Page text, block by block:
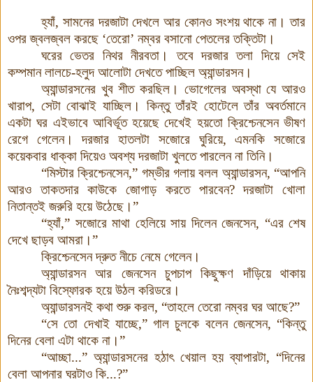
হ্যাঁ, সামনের দরজাটা দেখলে আর কোনও সংশয় থাকে না। তার
ওপর জ্বলজ্বল করছে ‘তেরো’ নম্বর বসানো পেতলের তক্তিটা।
ঘরের ভেতর নিথর নীরবতা। তবে দরজার তলা দিয়ে সেই
কম্পমান লালচে-হলুদ আলোটা দেখতে পাচ্ছিল অ্যান্ডারসন।
অ্যান্ডারসনের খুব শীত করছিল। ভোগেলের অবস্থা যে আরও
খারাপ, সেটা বোঝাই যাচ্ছিল। কিন্তু তাঁরই হোটেলে তাঁর অবর্তমানে
একটা ঘর এইভাবে আবির্ভূত হয়েছে দেখেই হয়তো ক্রিশ্চেনসেন ভীষণ
রেগে গেলেন। দরজার হাতলটা সজোরে ঘুরিয়ে, এমনকি সজোরে
কয়েকবার ধাক্কা দিয়েও অবশ্য দরজাটা খুলতে পারলেন না তিনি।
“মিস্টার ক্রিশ্চেনসেন,” গম্ভীর গলায় বলল অ্যান্ডারসন, “আপনি
আরও তাকতদার কাউকে জোগাড় করতে পারবেন? দরজাটা খোলা
নিতান্তই জরুরি হয়ে উঠেছে।”
“হ্যাঁ,” সজোরে মাথা হেলিয়ে সায় দিলেন জেনসেন, “এর শেষ
দেখে ছাড়ব আমরা।”
ক্রিশ্চেনসেন দ্রুত নীচে নেমে গেলেন।
অ্যান্ডারসন আর জেনসেন চুপচাপ কিছুক্ষণ দাঁড়িয়ে থাকায়
নৈঃশব্দ্যটা বিস্ফোরক হয়ে উঠল করিডরে।
অ্যান্ডারসনই কথা শুরু করল, “তাহলে তেরো নম্বর ঘর আছে?”
“সে তো দেখাই যাচ্ছে,” গাল চুলকে বলেন জেনসেন, “কিন্তু
দিনের বেলা এটা থাকে না।”
“আচ্ছা...” অ্যান্ডারসনের হঠাৎ খেয়াল হয় ব্যাপারটা, “দিনের
বেলা আপনার ঘরটাও কি...?”